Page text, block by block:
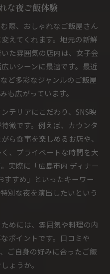
な夜ご飯体験
際、おしゃれなご飯屋さん
えてくれます。地元の新鮮
た雰囲気の店内は、女子会
いシーンに最適です。最近
ど多彩なジャンルのご飯屋
も広がっています。
テリアにこだわり、SNS映
徴です。例えば、カウンタ
ら食事を楽しめるお店や、
、プライベートな時間を大
実際に「広島市内 ディナー
すすめ」といったキーワー
別な夜を演出したいという
めには、雰囲気や料理の内
ポイントです。口コミや
ご自身の好みに合ったご飯
ょうか。